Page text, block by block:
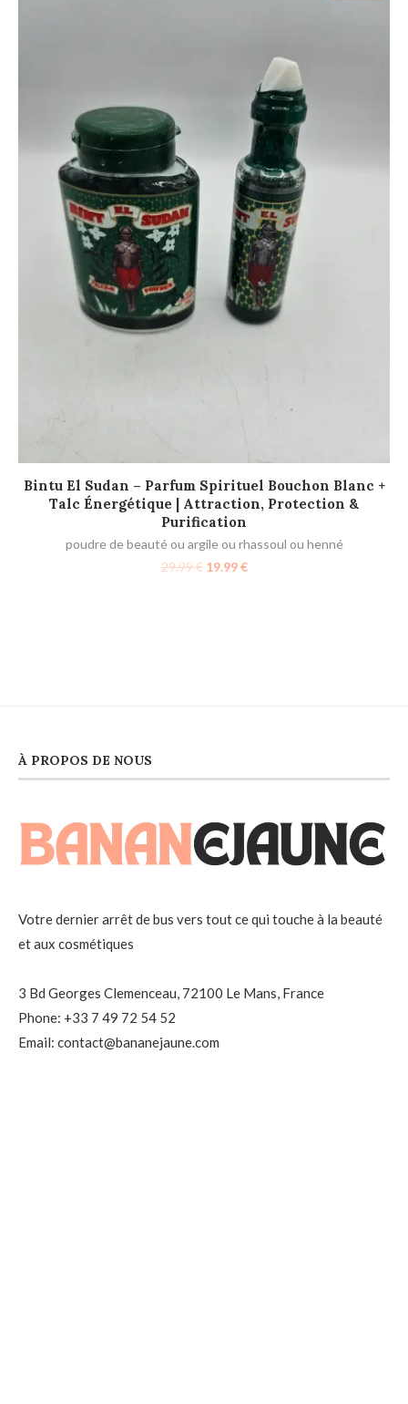
AJOUTER AU PANIER
Bintu El Sudan – Parfum Spirituel Bouchon Blanc +
Talc Énergétique | Attraction, Protection &
Purification
poudre de beauté ou argile ou rhassoul ou henné
29.99€ 19.99€
À PROPOS DE NOUS
Votre dernier arrêt de bus vers tout ce qui touche à la beauté
et aux cosmétiques
3 Bd Georges Clemenceau, 72100 Le Mans, France
Phone: +33 7 49 72 54 52
Email: contact@bananejaune.com